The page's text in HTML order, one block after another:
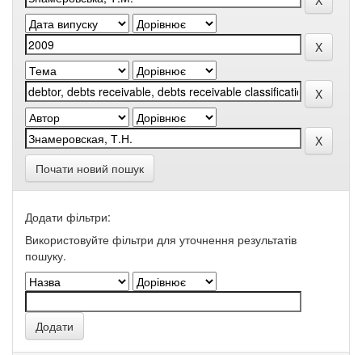
Почати новий пошук
Додати фільтри:
Використовуйте фільтри для уточнення результатів
пошуку.